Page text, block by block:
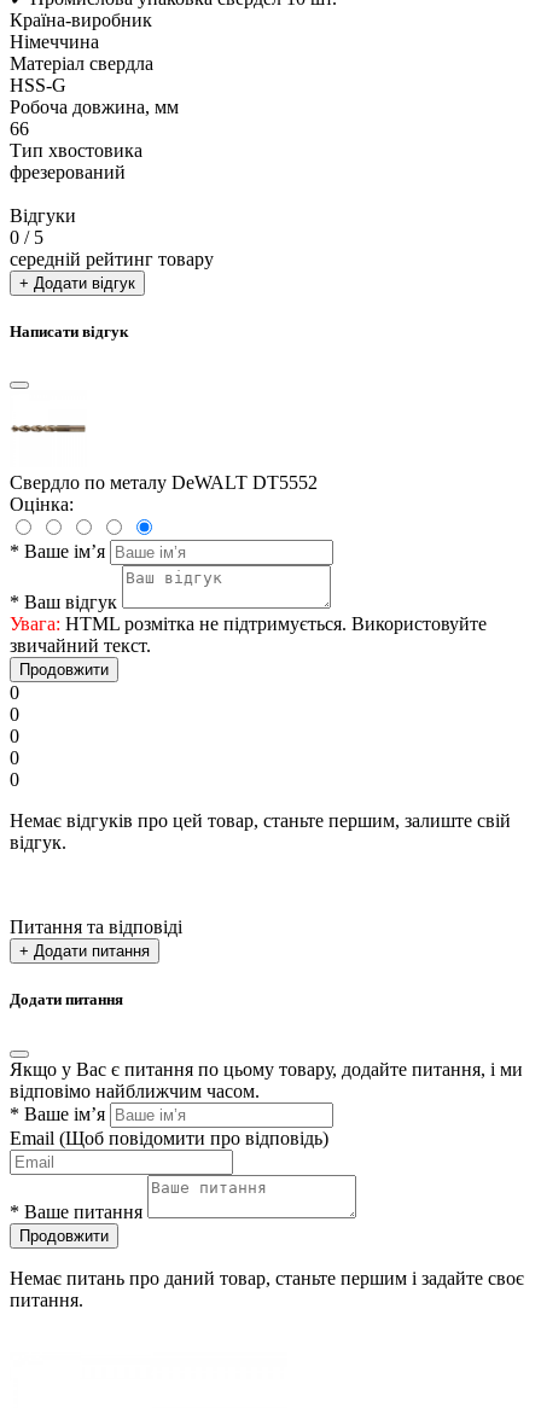
Країна-виробник
Німеччина
Матеріал свердла
HSS-G
Робоча довжина, мм
66
Тип хвостовика
фрезерований
Відгуки
0 / 5
середній рейтинг товару
+ Додати відгук
Написати відгук
Свердло по металу DeWALT DT5552
Оцінка:
* Ваше ім’я
* Ваш відгук
Увага: HTML розмітка не підтримується. Використовуйте
звичайний текст.
Продовжити
0
0
0
0
0
Немає відгуків про цей товар, станьте першим, залиште свій
відгук.
Питання та відповіді
+ Додати питання
Додати питання
Якщо у Вас є питання по цьому товару, додайте питання, і ми
відповімо найближчим часом.
* Ваше ім’я
Email (Щоб повідомити про відповідь)
* Ваше питання
Продовжити
Немає питань про даний товар, станьте першим і задайте своє
питання.